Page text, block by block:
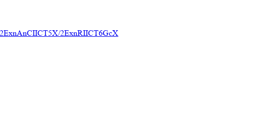
2ExnRIICT6GcX